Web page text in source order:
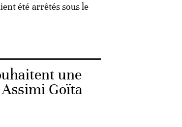
été arrêtés sous le
une
Goïta